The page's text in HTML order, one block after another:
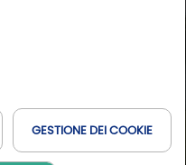
GESTIONE DEI COOKIE